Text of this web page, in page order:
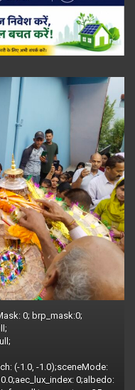
0; brp_mask:0;
(-1.0, -1.0);sceneMode:
0;albedo: